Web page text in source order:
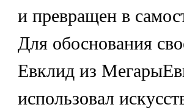
и превращен в
Для обоснования
Евклид из
использовал